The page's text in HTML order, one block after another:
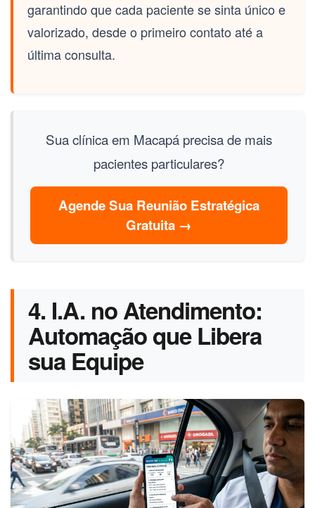
garantindo que cada paciente se sinta único e
valorizado, desde o primeiro contato até a
última consulta.
Sua clínica em Macapá precisa de mais
pacientes particulares?
Agende Sua Reunião Estratégica
Gratuita →
4. I.A. no Atendimento:
Automação que Libera
sua Equipe